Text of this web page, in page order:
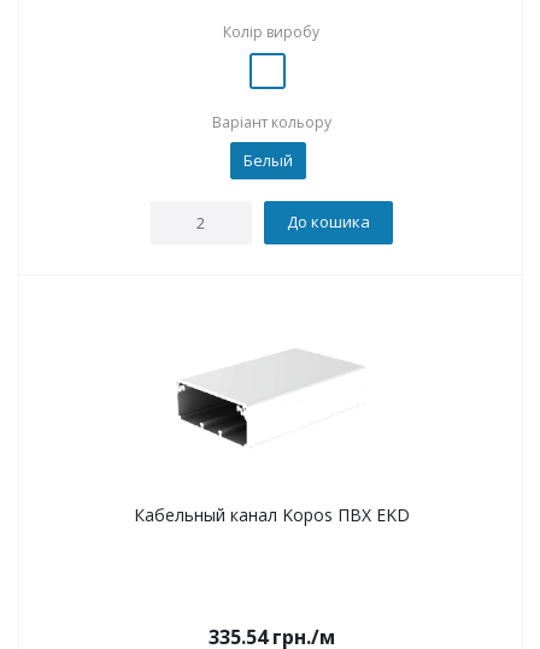
Колір виробу
Варіант кольору
Белый
До кошика
Кабельный канал Kopos ПВХ EKD
335.54грн./м